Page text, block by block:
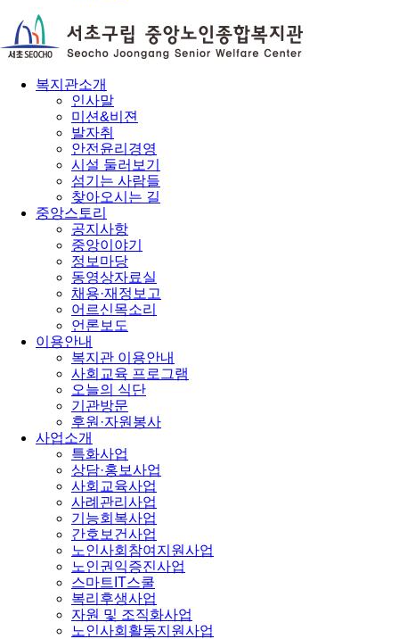
복지관소개
인사말
미션&비젼
발자취
안전윤리경영
시설 둘러보기
섬기는 사람들
찾아오시는 길
중앙스토리
공지사항
중앙이야기
정보마당
동영상자료실
채용·재정보고
어르신목소리
언론보도
이용안내
복지관 이용안내
사회교육 프로그램
오늘의 식단
기관방문
후원·자원봉사
사업소개
특화사업
상담·홍보사업
사회교육사업
사례관리사업
기능회복사업
간호보건사업
노인사회참여지원사업
노인권익증진사업
스마트IT스쿨
복리후생사업
자원 및 조직화사업
노인사회활동지원사업